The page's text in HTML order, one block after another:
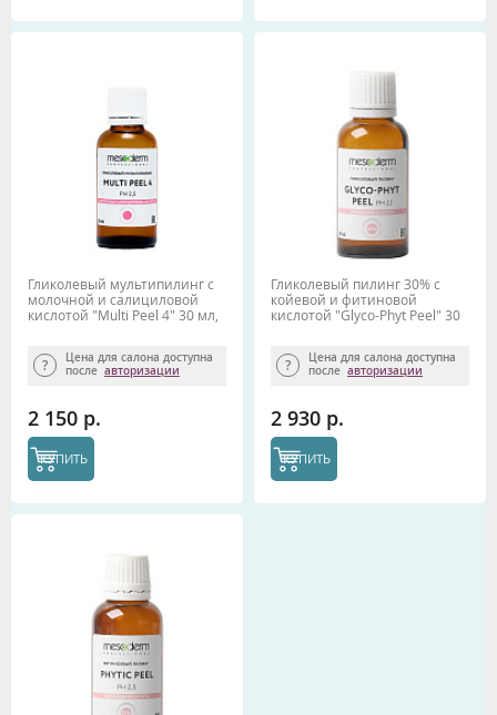
Гликолевый мультипилинг с
молочной и салициловой
кислотой "Multi Peel 4" 30 мл,
Цена для салона доступна
после авторизации
2 150 р.
КУПИТЬ
Гликолевый пилинг 30% с
койевой и фитиновой
кислотой "Glyco-Phyt Peel" 30
Цена для салона доступна
после авторизации
2 930 р.
КУПИТЬ